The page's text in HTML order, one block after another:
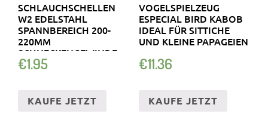
SCHLAUCHSCHELLEN
W2 EDELSTAHL
SPANNBEREICH 200-
220MM
SCHNECKENGEWINDE
BREITE 9MM
€1.95
KAUFE JETZT
VOGELSPIELZEUG
ESPECIAL BIRD KABOB
IDEAL FÜR SITTICHE
UND KLEINE PAPAGEIEN
€11.36
KAUFE JETZT